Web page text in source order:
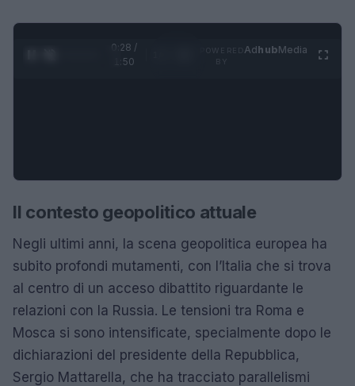
0:28 /
1:50
AdhubMedia
Il contesto geopolitico attuale
Negli ultimi anni, la scena geopolitica europea ha
subito profondi mutamenti, con l’Italia che si trova
al centro di un acceso dibattito riguardante le
relazioni con la Russia. Le tensioni tra Roma e
Mosca si sono intensificate, specialmente dopo le
dichiarazioni del presidente della Repubblica,
Sergio Mattarella, che ha tracciato parallelismi